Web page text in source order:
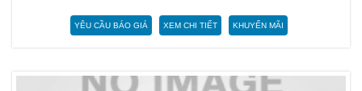
YÊU CẦU BÁO GIÁ XEM CHI TIẾT KHUYẾN MÃI